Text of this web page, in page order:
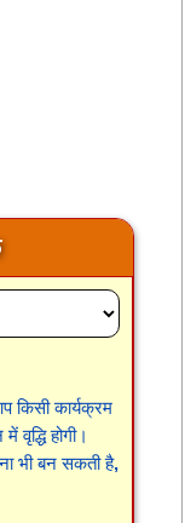
किसी कार्यक्रम
होगी।
भी बन सकती है,